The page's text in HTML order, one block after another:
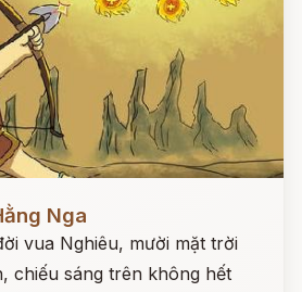
Nga
vua Nghiêu, mười mặt trời
chiếu sáng trên không hết